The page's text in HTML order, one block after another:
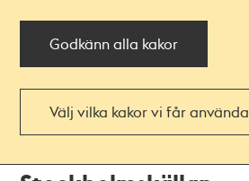
Godkänn alla kakor
Välj vilka kakor vi får använda